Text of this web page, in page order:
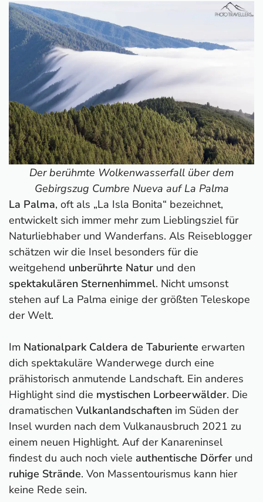
Der berühmte Wolkenwasserfall über dem
Gebirgszug Cumbre Nueva auf La Palma
La Palma, oft als „La Isla Bonita“ bezeichnet,
entwickelt sich immer mehr zum Lieblingsziel für
Naturliebhaber und Wanderfans. Als Reiseblogger
schätzen wir die Insel besonders für die
weitgehend unberührte Natur und den
spektakulären Sternenhimmel. Nicht umsonst
stehen auf La Palma einige der größten Teleskope
der Welt.
Im Nationalpark Caldera de Taburiente erwarten
dich spektakuläre Wanderwege durch eine
prähistorisch anmutende Landschaft. Ein anderes
Highlight sind die mystischen Lorbeerwälder. Die
dramatischen Vulkanlandschaften im Süden der
Insel wurden nach dem Vulkanausbruch 2021 zu
einem neuen Highlight. Auf der Kanareninsel
findest du auch noch viele authentische Dörfer und
ruhige Strände. Von Massentourismus kann hier
keine Rede sein.